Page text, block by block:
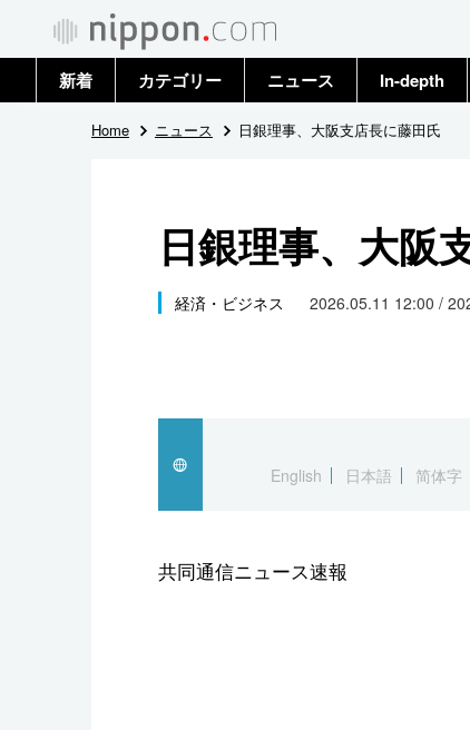
新着 カテゴリー
政治・外交
国際
科学・技術
暮らし
ニュース
トップ
In-depth
Home ニュース 日銀理事、大阪支店長に藤田氏
日銀理事、大阪
経済・ビジネス 2026.05.11 12:00 /
English
日本語 简体字
共同通信ニュース速報